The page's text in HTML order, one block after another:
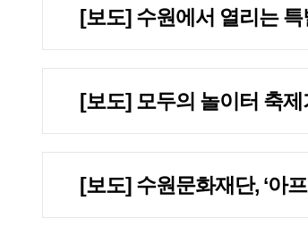
[보도] 수원에서 열리는
[보도] 모두의 놀이터 축
[보도] 수원문화재단, ‘아